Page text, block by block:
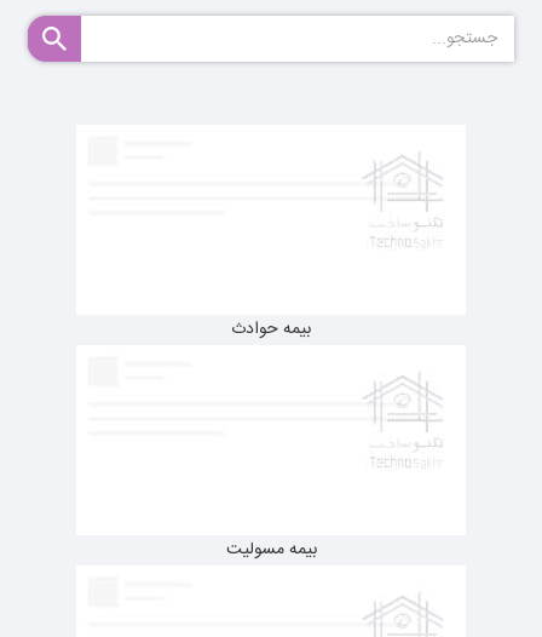
بیمه حوادث
بیمه مسولیت